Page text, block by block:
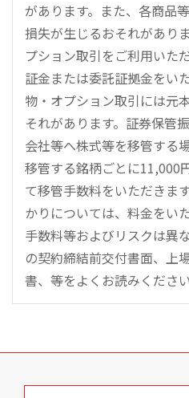
があります。また、各商品
損失が生じるおそれがあり
プション取引をご利用いた
証金または委託証拠金をい
物・オプション取引には元
それがあります。証券保管
会社等へ株式等を移管する
移管する銘柄ごとに11,000
て移管手数料をいただきま
かりについては、料金をい
手数料等およびリスクは異
の契約締結前交付書面、上
書、等をよくお読みください
こ